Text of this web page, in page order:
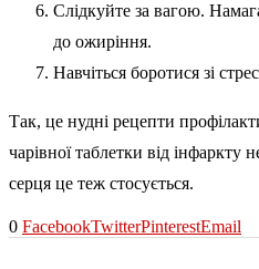
Слідкуйте за вагою.
до ожиріння.
Навчіться боротися зі
Так, це нудні рецепти
чарівної таблетки від інфаркту
серця це теж стосується.
0 FacebookTwitterPinterestEmail